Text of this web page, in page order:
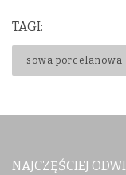
TAGI:
sowa porcelanowa
NAJCZĘŚCIEJ